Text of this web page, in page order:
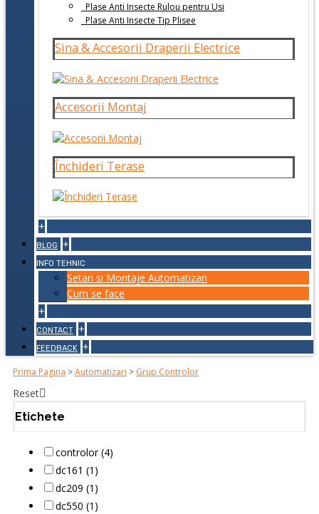
Plase Anti Insecte Rulou pentru Usi
Plase Anti Insecte Tip Plisee
Sina & Accesorii Draperii Electrice
Accesorii Montaj
Închideri Terase
+
BLOG +
INFO TEHNIC
Setari si Montaje Automatizari
Cum se face
+
CONTACT +
FEEDBACK +
Prima Pagina >Automatizari > Grup Controlor
Reset
Etichete
controlor (4)
dc161 (1)
dc209 (1)
dc550 (1)